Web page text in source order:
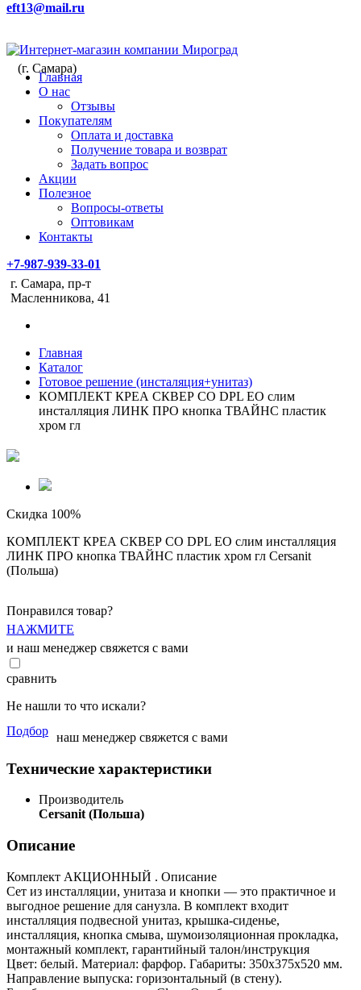
eft13@mail.ru
(г. Самара)
Главная
О нас
Отзывы
Покупателям
Оплата и доставка
Получение товара и возврат
Задать вопрос
Акции
Полезное
Вопросы-ответы
Оптовикам
Контакты
+7-987-939-33-01
г. Самара, пр-т
Масленникова, 41
Главная
Каталог
Готовое решение (инсталяция+унитаз)
КОМПЛЕКТ КРЕА СКВЕР CO DPL EO слим
инсталляция ЛИНК ПРО кнопка ТВАЙНС пластик
хром гл
Скидка 100%
КОМПЛЕКТ КРЕА СКВЕР CO DPL EO слим инсталляция
ЛИНК ПРО кнопка ТВАЙНС пластик хром гл Cersanit
(Польша)
Понравился товар?
НАЖМИТЕ
и наш менеджер свяжется с вами
сравнить
Не нашли то что искали?
Подбор наш менеджер свяжется с вами
Технические характеристики
Производитель
Cersanit (Польша)
Описание
Комплект АКЦИОННЫЙ . Описание
Сет из инсталляции, унитаза и кнопки — это практичное и
выгодное решение для санузла. В комплект входит
инсталляция подвесной унитаз, крышка-сиденье,
инсталляция, кнопка смыва, шумоизоляционная прокладка,
монтажный комплект, гарантийный талон/инструкция
Цвет: белый. Материал: фарфор. Габариты: 350х375х520 мм.
Направление выпуска: горизонтальный (в стену).